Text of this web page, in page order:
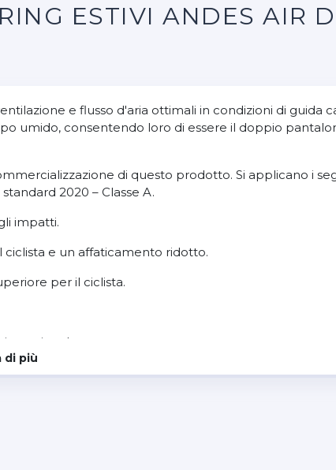
ESTIVI ANDES AIR
e flusso d'aria ottimali in condizioni di guida
umido, consentendo loro di essere il doppio
di questo prodotto. Si applicano i
2020 – Classe A.
impatti.
e un affaticamento ridotto.
per il ciclista.
opzionale.
di più